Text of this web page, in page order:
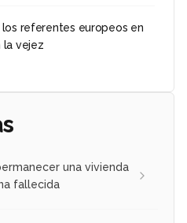
los referentes europeos en
la vejez
una vivienda
fallecida